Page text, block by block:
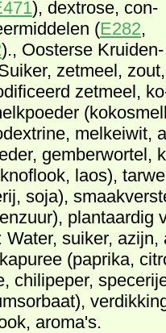
), dex­tro­se, con­
(E282,
)., Oos­ter­se Krui­den­
zet­meel, zout,
zet­meel,
melk­ei­wit,
gem­ber­wor­tel,
la­os),
so­ja),
plant­aar­dig
Wa­ter, sui­ker,
(pa­pri­ka,
chi­li­pe­per,
aro­ma's.